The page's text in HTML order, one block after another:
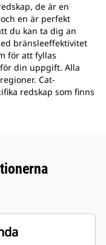
de är en
en är perfekt
du kan ta dig an
bränsleeffektivitet
för att fyllas
din uppgift. Alla
Cat-
redskap som finns